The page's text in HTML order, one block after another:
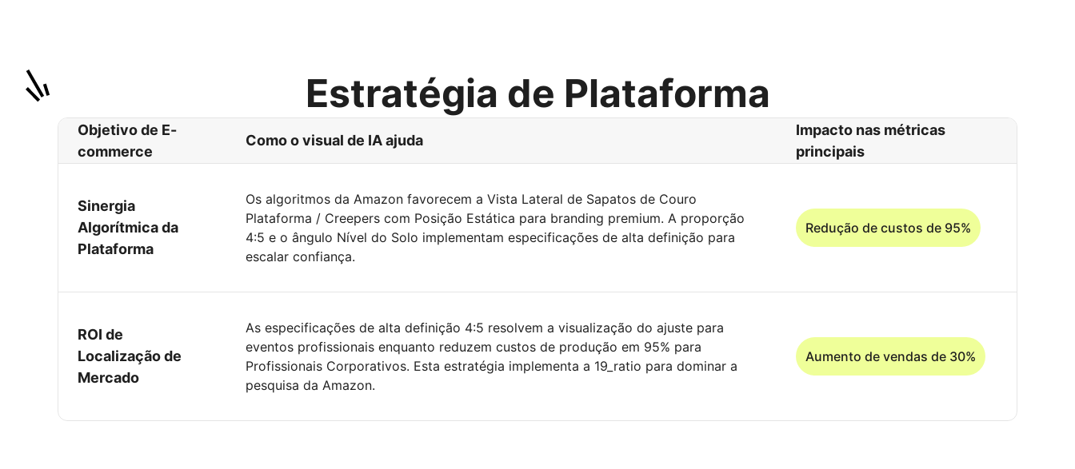
Estratégia de Plataforma
Objetivo de E-
commerce
Como o visual de IA ajuda
Impacto nas métricas
principais
Sinergia
Algorítmica da
Plataforma
Os algoritmos da Amazon favorecem a Vista Lateral de Sapatos de Couro
Plataforma / Creepers com Posição Estática para branding premium. A proporção
4:5 e o ângulo Nível do Solo implementam especificações de alta definição para
escalar confiança.
Redução de custos de 95%
ROI de
Localização de
Mercado
As especificações de alta definição 4:5 resolvem a visualização do ajuste para
eventos profissionais enquanto reduzem custos de produção em 95% para
Profissionais Corporativos. Esta estratégia implementa a 19_ratio para dominar a
pesquisa da Amazon.
Aumento de vendas de 30%